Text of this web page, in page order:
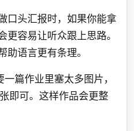
口头汇报时，如果你能拿
容易让听众跟上思路。
语言更有条理。
篇作业里塞太多图片，
即可。这样作品会更整